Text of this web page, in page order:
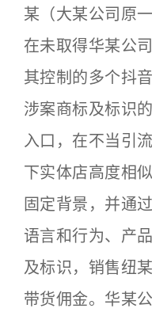
某（大某公司原
在未取得华某公
其控制的多个抖
涉案商标及标识
入口，在不当引
下实体店高度相
固定背景，并通
语言和行为、产
及标识，销售纽
带货佣金。华某